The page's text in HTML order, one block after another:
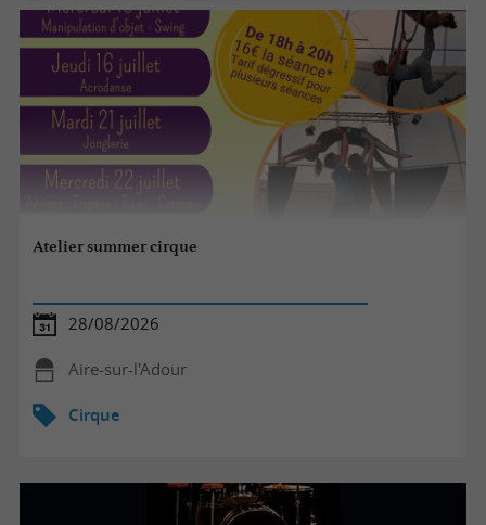
Atelier summer cirque
28/08/2026
Aire-sur-l'Adour
Cirque